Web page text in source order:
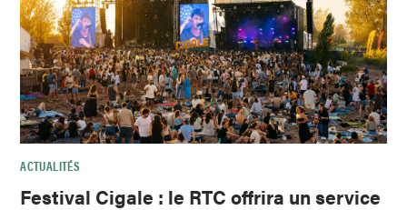
ACTUALITÉS
Festival Cigale : le RTC offrira un service